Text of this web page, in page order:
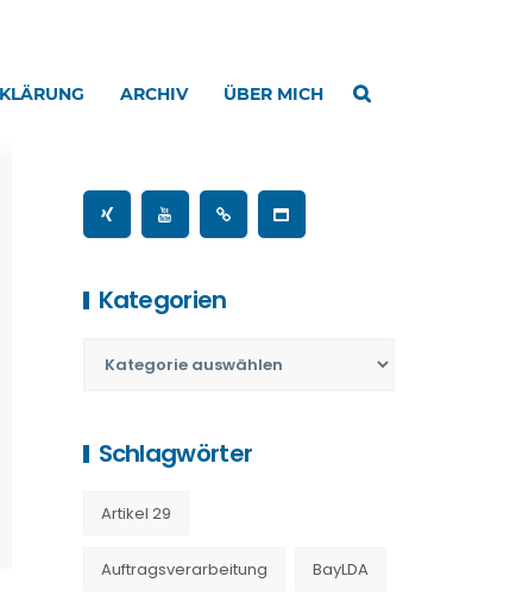
ARCHIV ÜBER MICH
Kategorien
Schlagwörter
Artikel 29
Auftragsverarbeitung BayLDA